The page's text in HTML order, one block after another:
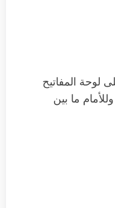
لوحة المفاتيح
ما بين